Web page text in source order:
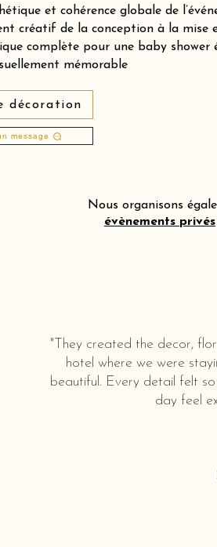
et cohérence globale de
créatif de la conception à la mise
complète pour une baby shower
mémorable
décoration
message
Nous organisons
évènements privés
"They created the decor,
hotel where we were
beautiful. Every detail felt
day feel